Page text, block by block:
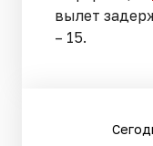
вылет
– 15.